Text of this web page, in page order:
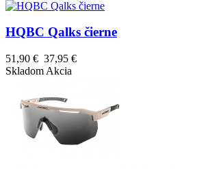
HQBC Qalks čierne
51,90 € 37,95 €
Skladom Akcia